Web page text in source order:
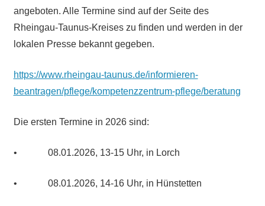
angeboten. Alle Termine sind auf der Seite des
Rheingau-Taunus-Kreises zu finden und werden in der
lokalen Presse bekannt gegeben.
https://www.rheingau-taunus.de/informieren-
beantragen/pflege/kompetenzzentrum-pflege/beratung
Die ersten Termine in 2026 sind:
• 08.01.2026, 13-15 Uhr, in Lorch
• 08.01.2026, 14-16 Uhr, in Hünstetten